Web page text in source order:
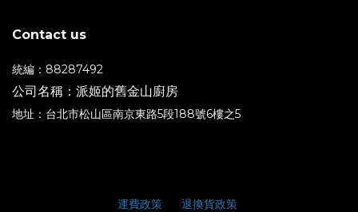
Contact us
統編：88287492
公司名稱：派姬的舊金山廚房
地址：台北市松山區南京東路5段188號6樓之5
運費政策 退換貨政策